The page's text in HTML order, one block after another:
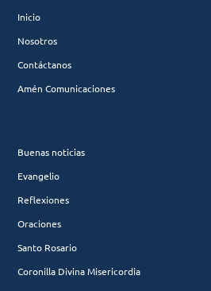
Inicio
Nosotros
Contáctanos
Amén Comunicaciones
Buenas noticias
Evangelio
Reflexiones
Oraciones
Santo Rosario
Coronilla Divina Misericordia